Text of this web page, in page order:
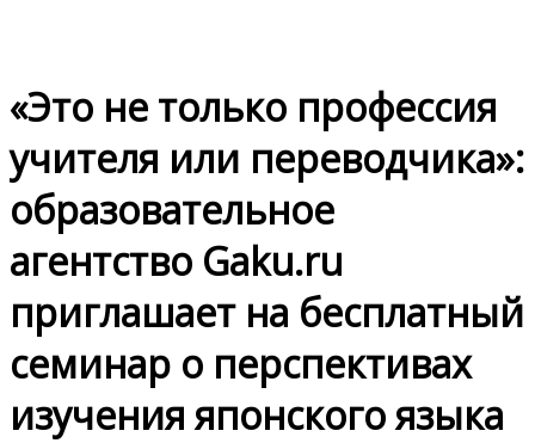
«Это не только профессия
учителя или переводчика»:
образовательное
агентство Gaku.ru
приглашает на бесплатный
семинар о перспективах
изучения японского языка